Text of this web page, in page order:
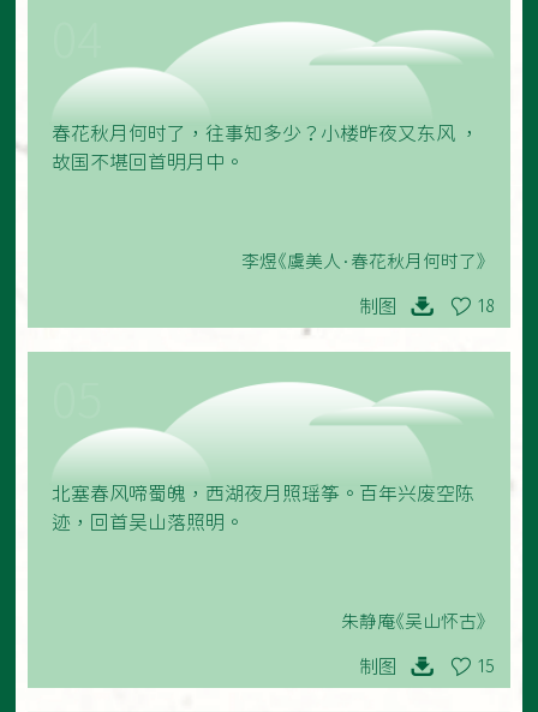
春花秋月何时了，往事知多少？小楼昨夜又东风 ，
故国不堪回首明月中。
李煜《虞美人·春花秋月何时了》
制图 18
北塞春风啼蜀魄，西湖夜月照瑶筝。百年兴废空陈
迹，回首吴山落照明。
朱静庵《吴山怀古》
制图 15